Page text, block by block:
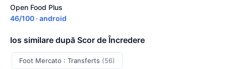
Open Food Plus
46/100 · android
Ios similare după Scor de Încredere
Foot Mercato : Transferts (56)